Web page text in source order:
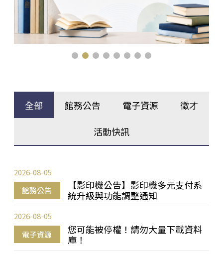
全部 館務公告 電子資源 徵才
活動快訊
館務公告
【影印機公告】影印機多元支付系
統升級與功能調整通知
2026-08-05
電子資源
您可能被停權！請勿大量下載資料
庫！
2026-08-05